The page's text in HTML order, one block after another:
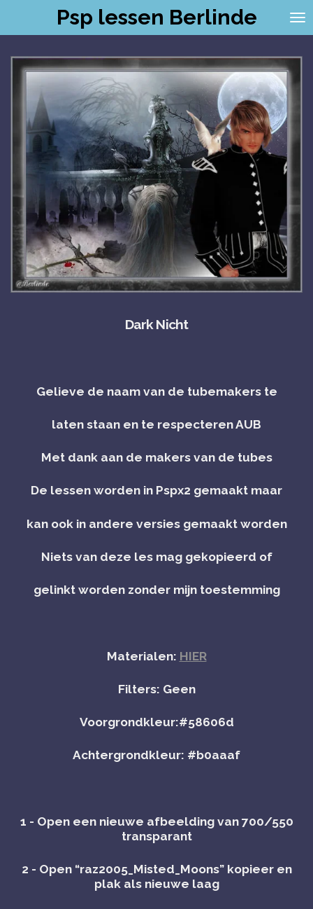
de
hoofdinhoud
Psp lessen Berlinde
Dark Nicht
Gelieve de naam van de tubemakers te
laten staan en te respecteren AUB
Met dank aan de makers van de tubes
De lessen worden in Pspx2 gemaakt maar
kan ook in andere versies gemaakt worden
Niets van deze les mag gekopieerd of
gelinkt worden zonder mijn toestemming
Materialen: HIER
Filters: Geen
Voorgrondkleur:#58606d
Achtergrondkleur: #b0aaaf
1 - Open een nieuwe afbeelding van 700/550
transparant
2 - Open “raz2005_Misted_Moons” kopieer en
plak als nieuwe laag